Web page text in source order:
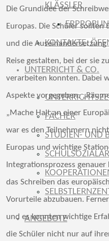
KLÄSSLER
KONTAKTE,
UNTERRICHT & CO.
FÄCHER
STUDIEN- UND
ANGEBOTE
Die Grundidee der
Europas. Die Schüler sollten
und die
Reise gestalten, bei der sie
verarbeiten konnten. Dabei
Aspekte vorgegeben:
„Mache Halt an einer
war es den Teilnehmern
Europas und wichtige
Integrationsprozess
das Schreiben das
Vorurteile abzubauen.
und es konnten wichtige
die Schüler nicht nur auf